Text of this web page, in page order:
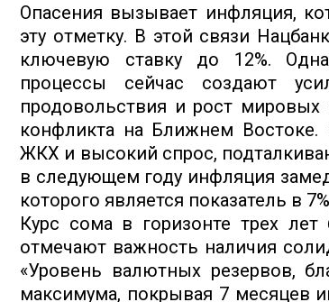
Опасения вызывает инфляция,
эту отметку. В этой связи
ключевую ставку до 12%.
процессы сейчас создают
продовольствия и рост
конфликта на Ближнем
ЖКХ и высокий спрос,
в следующем году инфляция
которого является показатель в
Курс сома в горизонте трех
отмечают важность наличия
«Уровень валютных резервов,
максимума, покрывая 7 месяцев